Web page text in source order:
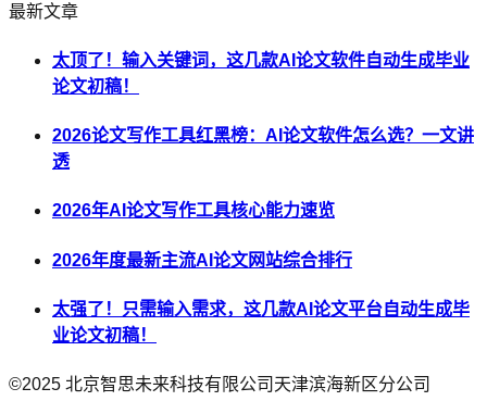
最新文章
太顶了！输入关键词，这几款AI论文软件自动生成毕业
论文初稿！
2026论文写作工具红黑榜：AI论文软件怎么选？一文讲
透
2026年AI论文写作工具核心能力速览
2026年度最新主流AI论文网站综合排行
太强了！只需输入需求，这几款AI论文平台自动生成毕
业论文初稿！
©2025 北京智思未来科技有限公司天津滨海新区分公司